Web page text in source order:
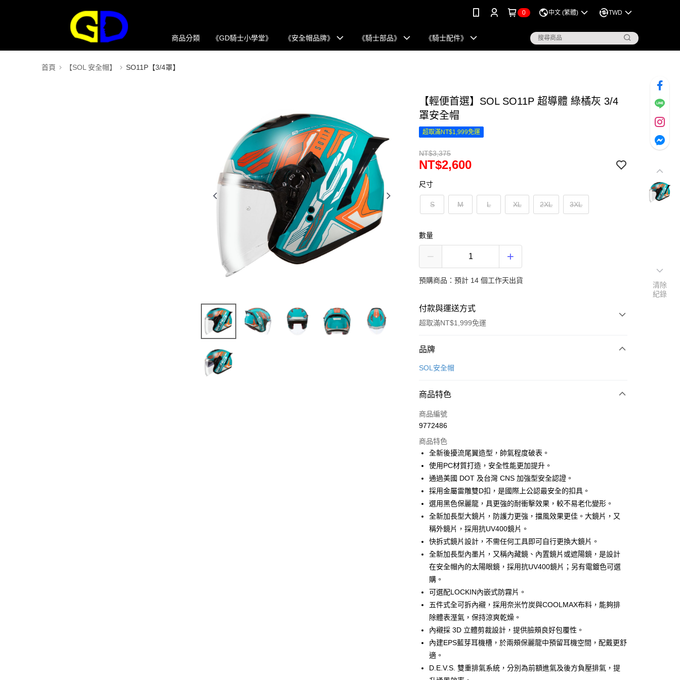
0 中文 (繁體) TWD
商品分類 《GD騎士小學堂》 《安全帽品牌》 《騎士部品》 《騎士配件》
首頁 【SOL 安全帽】 SO11P【3/4罩】
【輕便首選】SOL SO11P 超導體 綠橘灰 3/4
罩安全帽
超取滿NT$1,999免運
NT$3,375
NT$2,600
尺寸
S M L XL 2XL 3XL
數量
預購商品：預計 14 個工作天出貨
付款與運送方式
超取滿NT$1,999免運
付款方式
信用卡一次付款
合作金庫商業銀行
華南商業銀行
上海商業儲蓄銀行
國泰世華商業銀行
兆豐國際商業銀行
臺灣中小企業銀行
台中商業銀行
聯邦商業銀行
遠東國際商業銀行
元大商業銀行
永豐商業銀行
玉山商業銀行
星展（台灣）商業銀行
台新國際商業銀行
中國信託商業銀行
台灣樂天信用卡公司
超商取貨付款
LINE Pay
Apple Pay
街口支付
悠遊付
Google Pay
全盈+PAY
大哥付你分期
相關說明
【大哥付你分期使用說明】
1.本服務由台灣大哥大提供，台灣大哥大用戶可立即使用無須另外申請。
2.付款方式選擇「大哥付你分期」，訂單成立後會自動跳轉到大哥付的交易
流程，驗證手機門號後，選擇欲分期的期數、繳款截止日，確認付款後即
3.實際核准額度、可分期數及費用金額請依後續交易確認頁面所載為準。
4.訂單成立30分鐘內，如未前往確認交易或遇審核未通過，訂單將自動取
消。如遇「轉專審核」未通過狀況，表示未達大哥付你分期系統評分，恕
無法說明評估內容。
【繳款方式說明】
1.分期款項不併入電信帳單，「大哥付你分期」於每月結算日後寄送繳費提
AFTEE先享後付
相關說明
【關於「AFTEE先享後付」】
AFTEE先享後付是「在收到商品之後才付款」的支付方式。 讓您購物簡單
便利好安心！
１．簡單：不需註冊會員、不需綁卡、不需儲值。
２．便利：只要手機號碼，簡訊認證，即可結帳。
【「AFTEE先享後付」結帳流程】
１．於結帳方式選擇「AFTEE先享後付」後，將跳轉至「AFTEE先享後
運送方式
全家取貨付款
每筆NT$80，滿NT$1,999(含以上)免運費
品牌
SOL安全帽
商品特色
商品編號
9772486
商品特色
全新後擾流尾翼造型，帥氣程度破表。
使用PC材質打造，安全性能更加提升。
通過美國 DOT 及台灣 CNS 加強型安全認證。
採用金屬雷雕雙D扣，是國際上公認最安全的扣具。
選用黑色保麗龍，具更強的耐衝擊效果，較不易老化變形。
全新加長型大鏡片，防護力更強，擋風效果更佳。大鏡片，又
稱外鏡片，採用抗UV400鏡片。
快拆式鏡片設計，不需任何工具即可自行更換大鏡片。
全新加長型內墨片，又稱內藏鏡、內置鏡片或遮陽鏡，是設計
在安全帽內的太陽眼鏡，採用抗UV400鏡片；另有電鍍色可選
購。
可選配LOCKIN內嵌式防霧片。
五件式全可拆內襯，採用奈米竹炭與COOLMAX布料，能夠排
除體表溼氣，保持涼爽乾燥。
內襯採 3D 立體剪裁設計，提供臉頰良好包覆性。
內建EPS藍芽耳機槽，於兩頰保麗龍中預留耳機空間，配戴更舒
適。
D.E.V.S. 雙重排氣系統，分別為前額進氣及後方負壓排氣，提
清除
紀錄